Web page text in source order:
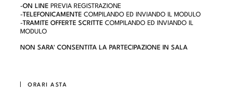
-ON LINE PREVIA REGISTRAZIONE
-TELEFONICAMENTE COMPILANDO ED INVIANDO IL MODULO
-TRAMITE OFFERTE SCRITTE COMPILANDO ED INVIANDO IL
MODULO
NON SARA' CONSENTITA LA PARTECIPAZIONE IN SALA
ORARI ASTA